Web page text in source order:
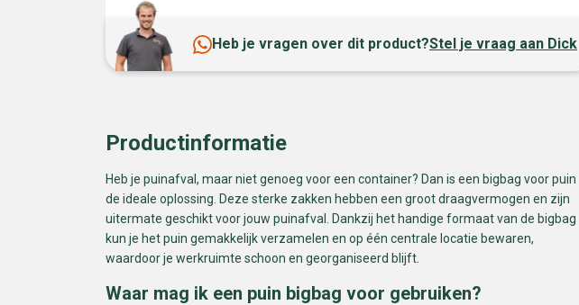
Heb je vragen over dit product?Stel je vraag aan Dick
Productinformatie
Heb je puinafval, maar niet genoeg voor een container? Dan is een bigbag voor puin
de ideale oplossing. Deze sterke zakken hebben een groot draagvermogen en zijn
uitermate geschikt voor jouw puinafval. Dankzij het handige formaat van de bigbag
kun je het puin gemakkelijk verzamelen en op één centrale locatie bewaren,
waardoor je werkruimte schoon en georganiseerd blijft.
Waar mag ik een puin bigbag voor gebruiken?